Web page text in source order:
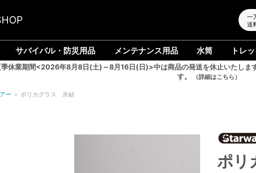
一
送
サバイバル・防災用品 メンテナンス用品 水筒 トレ
休業期間<2026年8月8日(土)～8月16日(日)>中は商品の発送を休止いたしま
す。
（詳細はこちら）
ー ＞ ポリカグラス 氷結
ポリ